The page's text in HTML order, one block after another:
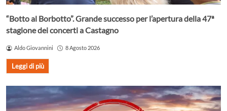
“Botto al Borbotto”. Grande successo per l’apertura della 47ª
stagione dei concerti a Castagno
Aldo Giovannini 8 Agosto 2026
Leggi di più